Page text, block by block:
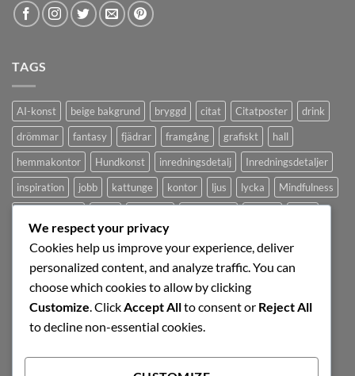
TAGS
AI-konst beige bakgrund bryggd citat Citatposter
drink
drömmar
fantasy fjädrar framgång grafiskt
hall
hemmakontor
Hundkonst inredningsdetalj
Inredningsdetaljer
inspiration
jobb kattunge kontor ljus lycka
Mindfulness
retro rosa sovrum
tavelvägg
Tavlor text Texttavla typografi
ungdomsrum
vardagsrum
vintage vit Väggdekor
We respect your privacy
Cookies help us improve your experience, deliver
personalized content, and analyze traffic. You can
choose which cookies to allow by clicking
Customize. ClickAccept Allto consent or Reject All
to decline non-essential cookies.